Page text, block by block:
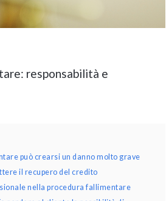
responsabilità e
può crearsi un danno molto grave
il recupero del credito
nella procedura fallimentare